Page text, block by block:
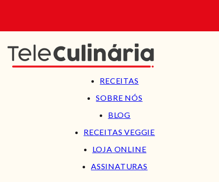
RECEITAS
SOBRE NÓS
BLOG
RECEITAS VEGGIE
LOJA ONLINE
ASSINATURAS